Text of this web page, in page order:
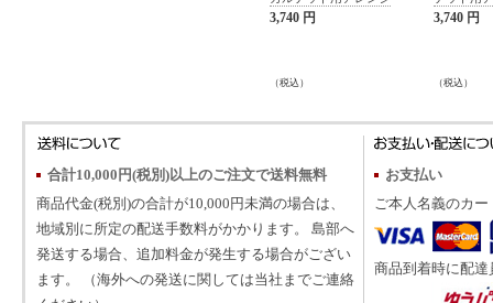
3,740 円
（税込）
3,740 円
（税込）
合計10,000円(税別)以上のご注文で送料無料
商品代金(税別)の合計が10,000円未満の場合は、
地域別に所定の配送手数料がかかります。 島部へ
発送する場合、追加料金が発生する場合がござい
ます。 （海外への発送に関しては当社までご連絡
お支払い
ご本人名義のカ
商品到着時に配